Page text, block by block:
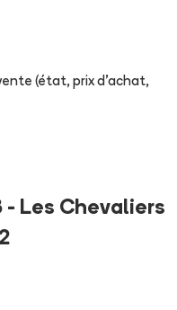
(état, prix d'achat,
Les Chevaliers